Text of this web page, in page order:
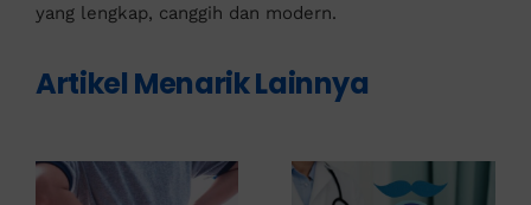
yang lengkap, canggih dan modern.
Artikel Menarik Lainnya